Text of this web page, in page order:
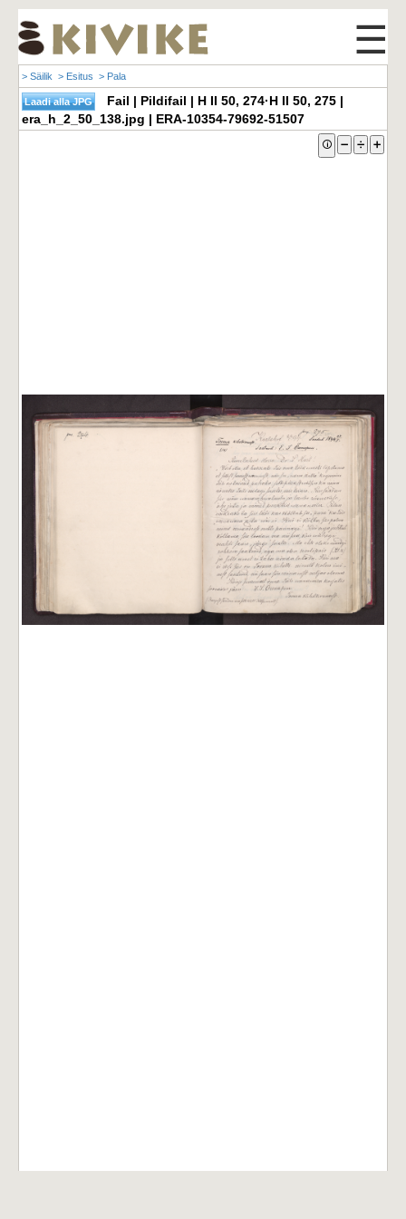
☰
> Säilik > Esitus > Pala
Fail | Pildifail | H II 50, 274·H II 50, 275 |
era_h_2_50_138.jpg | ERA-10354-79692-51507